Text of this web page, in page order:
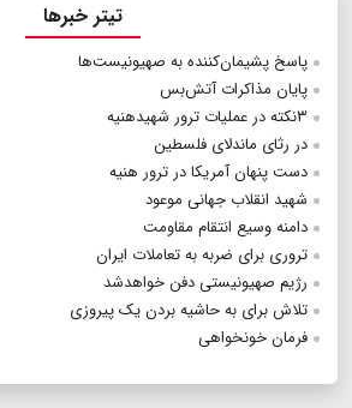
تیتر خبرها
پاسخ پشیمان‌کننده به صهیونیست‌ها
پایان مذاکرات آتش‌بس
۳نکته در عملیات ترور شهیدهنیه
در رثای ماندلای فلسطین
دست پنهان آمریکا در ترور هنیه
شهید انقلاب جهانی موعود
دامنه وسیع انتقام مقاومت
تروری برای ضربه به تعاملات ایران
رژیم صهیونیستی دفن خواهدشد
تلاش برای به حاشیه بردن یک پیروزی
فرمان خونخواهی